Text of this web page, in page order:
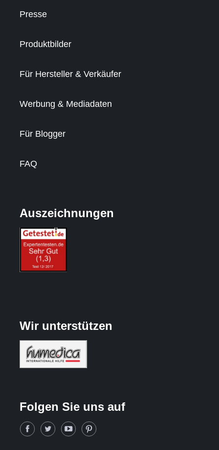
Presse
Produktbilder
Für Hersteller & Verkäufer
Werbung & Mediadaten
Für Blogger
FAQ
Auszeichnungen
Wir unterstützen
Folgen Sie uns auf